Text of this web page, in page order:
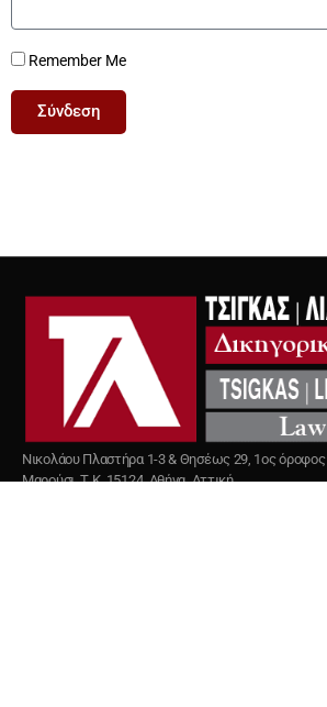
Remember Me
Σύνδεση
Νικολάου Πλαστήρα 1-3 & Θησέως 29, 1ος όροφος
Μαρούσι, Τ.Κ. 15124, Αθήνα, Αττική